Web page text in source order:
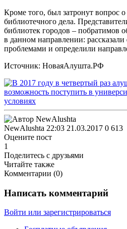
Кроме того, был затронут вопрос
библиотечного дела.
библиотек городов – побратимов
в данном направлении:
проблемами и определили
Источник: НоваяАлушта.РФ
NewAlushta 22:03 21.03.2017 0 613
Оцените пост
1
Поделитесь с друзьями
Читайте также
Комментарии (0)
Написать комментарий
Войти или зарегистрироваться